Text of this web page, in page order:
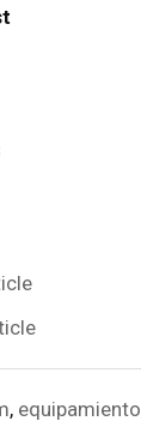
, equipamiento